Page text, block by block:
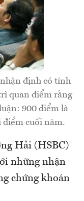
định có tính
quan điểm rằng
900 điểm là
điểm cuối năm.
Hải (HSBC)
những nhận
chứng khoán